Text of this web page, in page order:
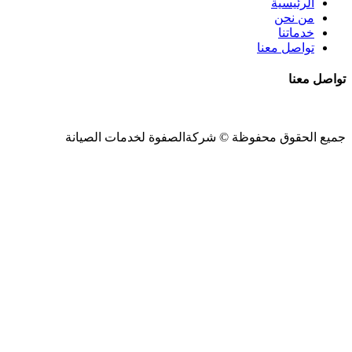
الرئيسية
من نحن
خدماتنا
تواصل معنا
تواصل معنا
جميع الحقوق محفوظة © شركةالصفوة لخدمات الصيانة